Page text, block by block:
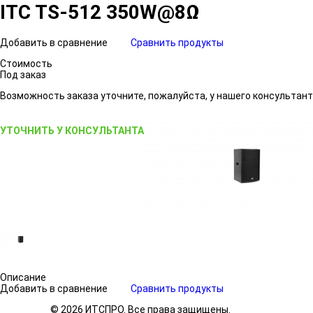
ITC TS-512 350W@8Ω
Добавить в сравнение
Сравнить продукты
Стоимость
Под заказ
Возможность заказа уточните, пожалуйста, у нашего
УТОЧНИТЬ У КОНСУЛЬТАНТА
Описание
Добавить в сравнение
Сравнить продукты
© 2026 ИТСПРО. Все права защищены.